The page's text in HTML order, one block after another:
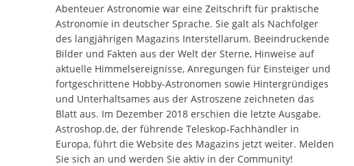
Abenteuer Astronomie war eine Zeitschrift für praktische
Astronomie in deutscher Sprache. Sie galt als Nachfolger
des langjährigen Magazins Interstellarum. Beeindruckende
Bilder und Fakten aus der Welt der Sterne, Hinweise auf
aktuelle Himmelsereignisse, Anregungen für Einsteiger und
fortgeschrittene Hobby-Astronomen sowie Hintergründiges
und Unterhaltsames aus der Astroszene zeichneten das
Blatt aus. Im Dezember 2018 erschien die letzte Ausgabe.
Astroshop.de, der führende Teleskop-Fachhändler in
Europa, führt die Website des Magazins jetzt weiter. Melden
Sie sich an und werden Sie aktiv in der Community!